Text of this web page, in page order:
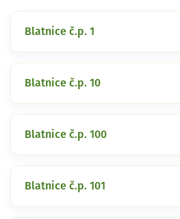
Blatnice č.p. 1
Blatnice č.p. 10
Blatnice č.p. 100
Blatnice č.p. 101